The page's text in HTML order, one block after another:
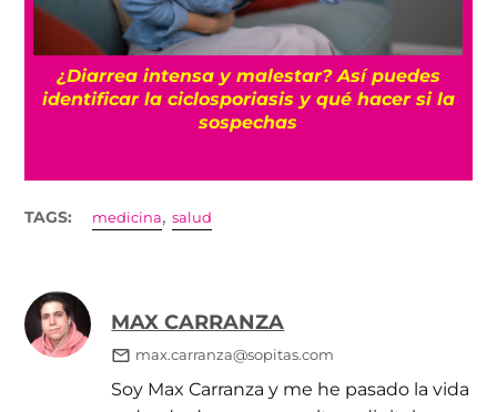
¿Diarrea intensa y malestar? Así puedes
identificar la ciclosporiasis y qué hacer si la
sospechas
TAGS: medicina,salud
MAX CARRANZA
max.carranza@sopitas.com
Soy Max Carranza y me he pasado la vida